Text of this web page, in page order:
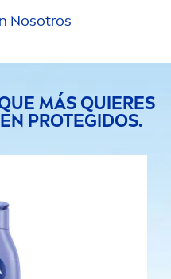
Nosotros
MÁS QUIERES
PROTEGIDOS.